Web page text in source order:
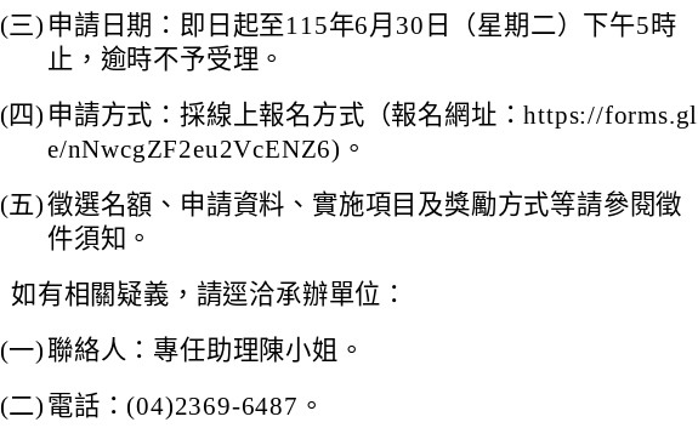
(三) 申請日期：即日起至115年6月30日（星期二）下午5時
止，逾時不予受理。
(四) 申請方式：採線上報名方式（報名網址：https://forms.gl
e/nNwcgZF2eu2VcENZ6)。
(五)徵選名額、申請資料、實施項目及獎勵方式等請參閱徵
件須知。
如有相關疑義，請逕洽承辦單位：
(一) 聯絡人：專任助理陳小姐。
(二) 電話：(04)2369-6487。